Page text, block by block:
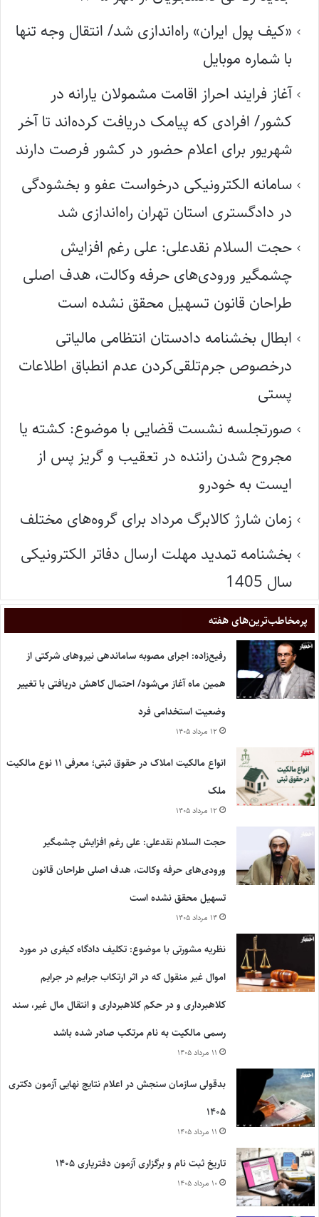
«کیف پول ایران» راه‌اندازی شد/ انتقال وجه تنها
با شماره موبایل
آغاز فرایند احراز اقامت مشمولان یارانه در
کشور/ افرادی که پیامک دریافت کرده‌اند تا آخر
شهریور برای اعلام حضور در کشور فرصت دارند
سامانه الکترونیکی درخواست عفو و بخشودگی
در دادگستری استان تهران راه‌اندازی شد
حجت السلام نقدعلی: علی رغم افزایش
چشمگیر ورودی‌های حرفه وکالت، هدف اصلی
طراحان قانون تسهیل محقق نشده است
ابطال بخشنامه دادستان انتظامی مالیاتی
درخصوص جرم‌تلقی‌کردن عدم انطباق اطلاعات
پستی
صورتجلسه نشست قضایی با موضوع: کشته یا
مجروح شدن راننده در تعقیب و گریز پس از
ایست به خودرو
زمان شارژ کالابرگ مرداد برای گروه‌های مختلف
بخشنامه تمدید مهلت ارسال دفاتر الکترونیکی
سال 1405
پر‌مخاطب‌ترین‌های هفته
رفیع‌زاده: اجرای مصوبه ساماندهی نیروهای شرکتی از
همین ماه آغاز می‌شود/ احتمال کاهش دریافتی با تغییر
وضعیت استخدامی فرد
۱۲ مرداد ۱۴۰۵
انواع مالکیت املاک در حقوق ثبتی؛ معرفی ۱۱ نوع مالکیت
ملک
۱۲ مرداد ۱۴۰۵
حجت السلام نقدعلی: علی رغم افزایش چشمگیر
ورودی‌های حرفه وکالت، هدف اصلی طراحان قانون
تسهیل محقق نشده است
۱۴ مرداد ۱۴۰۵
نظریه مشورتی با موضوع: تکلیف دادگاه کیفری در مورد
اموال غیر منقول که در اثر ارتکاب جرایم در جرایم
کلاهبرداری و در حکم کلاهبرداری و انتقال مال غیر، سند
رسمی مالکیت به نام مرتکب صادر شده باشد
۱۱ مرداد ۱۴۰۵
بدقولی سازمان سنجش در اعلام نتایج نهایی آزمون دکتری
۱۴۰۵
۱۱ مرداد ۱۴۰۵
تاریخ ثبت نام و برگزاری آزمون دفتریاری ۱۴۰۵
۱۰ مرداد ۱۴۰۵